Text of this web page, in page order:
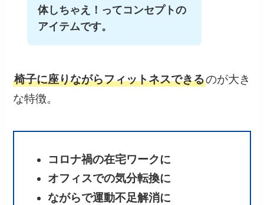
体しちゃえ！ってコンセプトの
アイテムです。
椅子に座りながらフィットネスできるのが大き
な特徴。
コロナ禍の在宅ワークに
オフィスでの気分転換に
ながらで運動不足解消に